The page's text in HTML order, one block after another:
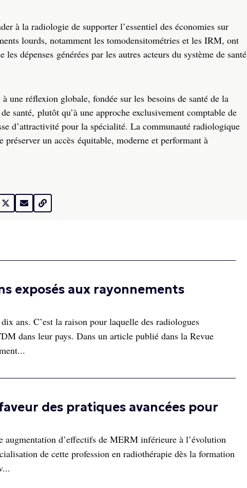
à la radiologie de supporter l’essentiel des économies sur
lourds, notamment les tomodensitométries et les IRM, ont
dépenses générées par les autres acteurs du système de santé
réflexion globale, fondée sur les besoins de santé de la
santé, plutôt qu’à une approche exclusivement comptable de
d’attractivité pour la spécialité. La communauté radiologique
un accès équitable, moderne et performant à
exposés aux rayonnements
ans. C’est la raison pour laquelle des radiologues
dans leur pays. Dans un article publié dans la Revue
des pratiques avancées pour
d’effectifs de MERM inférieure à l’évolution
de cette profession en radiothérapie dès la formation